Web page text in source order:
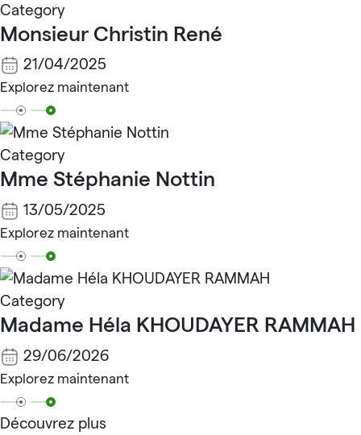
Category
Monsieur Christin René
21/04/2025
Explorez maintenant
Category
Mme Stéphanie Nottin
13/05/2025
Explorez maintenant
Category
Madame Héla KHOUDAYER RAMMAH
29/06/2026
Explorez maintenant
Découvrez plus